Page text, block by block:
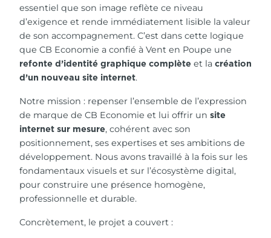
essentiel que son image reflète ce niveau
d’exigence et rende immédiatement lisible la valeur
de son accompagnement. C’est dans cette logique
que CB Economie a confié à Vent en Poupe une
refonte d’identité graphique complète et la création
d’un nouveau site internet.
Notre mission : repenser l’ensemble de l’expression
de marque de CB Economie et lui offrir un site
internet sur mesure, cohérent avec son
positionnement, ses expertises et ses ambitions de
développement. Nous avons travaillé à la fois sur les
fondamentaux visuels et sur l’écosystème digital,
pour construire une présence homogène,
professionnelle et durable.
Concrètement, le projet a couvert :